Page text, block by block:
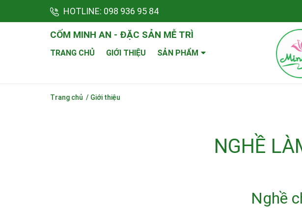
HOTLINE: 098 936 95 84
CỐM MINH AN - ĐẶC SẢN MỄ TRÌ
TRANG CHỦ GIỚI THIỆU SẢN PHẨM
Trang chủ / Giới thiệu
NGHỀ
Nghề